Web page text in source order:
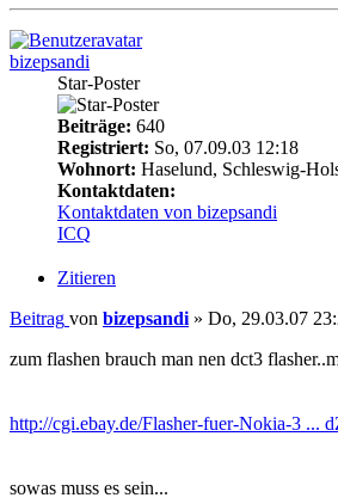
bizepsandi
Star-Poster
Beiträge: 640
Registriert: So, 07.09.03 12:18
Wohnort: Haselund, Schleswig-
Kontaktdaten:
Kontaktdaten von bizepsandi
ICQ
Zitieren
Beitrag von bizepsandi » Do, 29.03.07
zum flashen brauch man nen dct3
http://cgi.ebay.de/Flasher-fuer-Nokia-3 ...
sowas muss es sein...